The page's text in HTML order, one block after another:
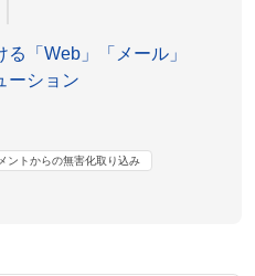
「Web」「メール」
ーション
ントからの無害化取り込み